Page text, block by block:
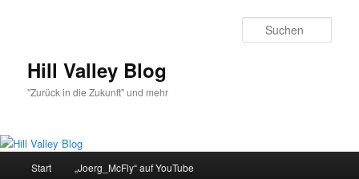
Hill Valley Blog
"Zurück in die Zukunft" und mehr
Start „Joerg_McFly“ auf YouTube